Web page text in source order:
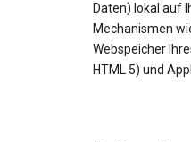
Daten) lokal auf
Mechanismen
Webspeicher
HTML 5) und